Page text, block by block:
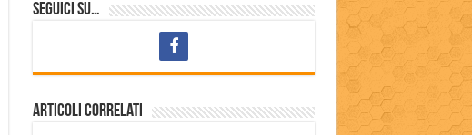
Seguici su…
Articoli correlati